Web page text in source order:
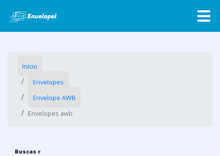
Início
Envelopes
Envelope AWB
Envelopes awb
Buscas r